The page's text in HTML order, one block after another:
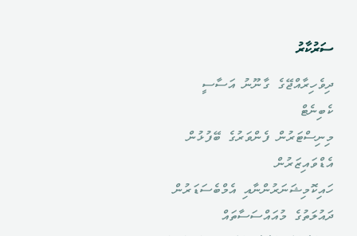
ސަރުކާރު
ދިވެހިރާއްޖޭގެ ގާނޫނު އަސާސީ
ކެބިނެޓް
މިނިސްޓަރުން ފެންވަރުގެ ބޭފުޅުން
އެޑްވައިޒަރުން
ހައިކޮމިޝަނަރުންނާއި އެމްބެސަޑަރުން
ދައުލަތުގެ މުއައްސަސާތައް